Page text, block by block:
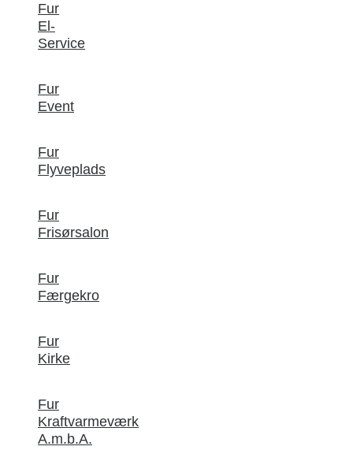
Fur
El-
Service
Fur
Event
Fur
Flyveplads
Fur
Frisørsalon
Fur
Færgekro
Fur
Kirke
Fur
Kraftvarmeværk
A.m.b.A.